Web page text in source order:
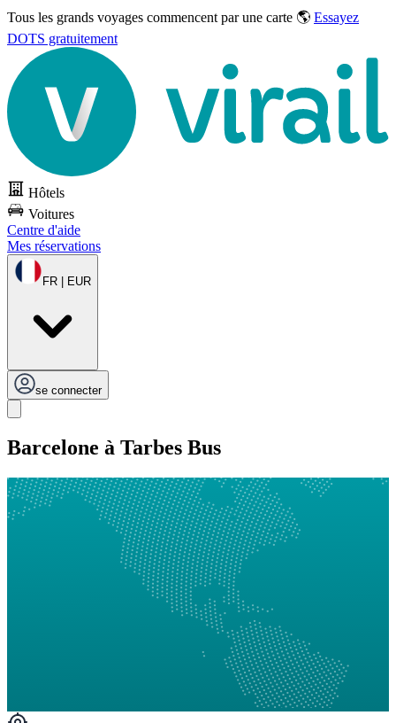
Tous les grands voyages commencent par une carte 🌎 Essayez
DOTS gratuitement
Hôtels
Voitures
Centre d'aide
Mes réservations
FR | EUR
se connecter
Barcelone à Tarbes Bus